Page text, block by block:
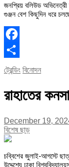
জনপ্রিয় বলিউড অভিনেত্রী
গুঞ্জন বেশ কিছুদিন ধরে
Facebook
Share
ট্রেন্ডিং বিনোদন
রাহাতের
December 19,
বিশেষ ছাড়
চব্বিশের জুলাই-আগস্টে
উদ্দেশ্যে ঢাকা